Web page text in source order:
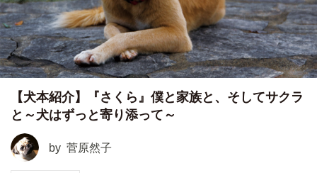
【犬本紹介】『さくら』僕と家族と、そしてサクラ
と～犬はずっと寄り添って～
by 菅原然子